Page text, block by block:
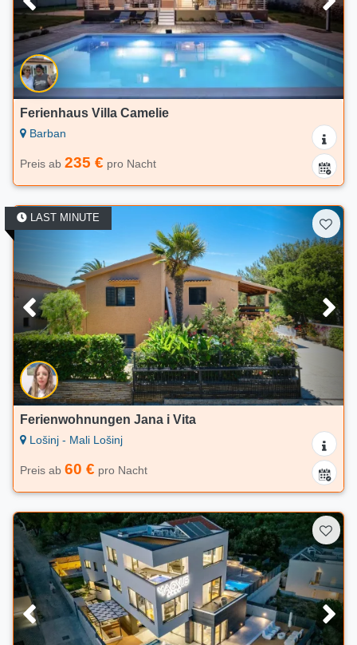
Ferienhaus Villa Camelie
Barban
Preis ab 235 € pro Nacht
LAST MINUTE
Ferienwohnungen Jana i Vita
Lošinj - Mali Lošinj
Preis ab 60 € pro Nacht